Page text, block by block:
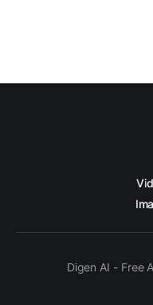
Digen AI - Free